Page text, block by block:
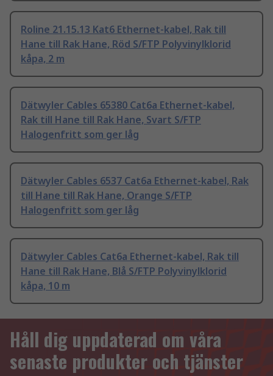
Roline 21.15.13 Kat6 Ethernet-kabel, Rak till
Hane till Rak Hane, Röd S/FTP Polyvinylklorid
kåpa, 2 m
Dätwyler Cables 65380 Cat6a Ethernet-kabel,
Rak till Hane till Rak Hane, Svart S/FTP
Halogenfritt som ger låg
Dätwyler Cables 6537 Cat6a Ethernet-kabel, Rak
till Hane till Rak Hane, Orange S/FTP
Halogenfritt som ger låg
Dätwyler Cables Cat6a Ethernet-kabel, Rak till
Hane till Rak Hane, Blå S/FTP Polyvinylklorid
kåpa, 10 m
Håll dig uppdaterad om våra
senaste produkter och tjänster